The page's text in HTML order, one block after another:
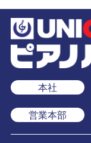
本社
営業本部